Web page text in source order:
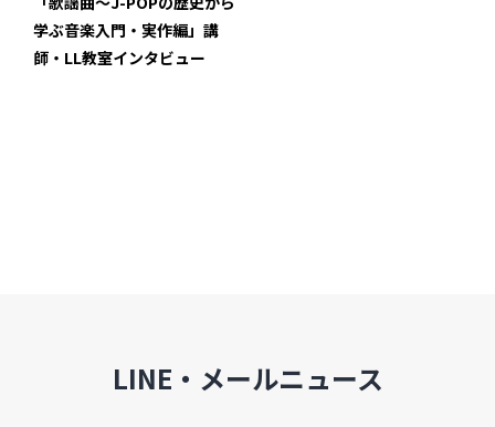
学ぶ音楽入門・実作編」講
師・LL教室インタビュー
LINE・メールニュース